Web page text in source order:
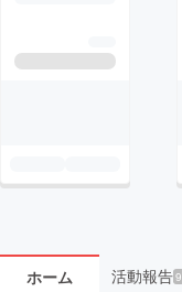
ホーム 活動報告9